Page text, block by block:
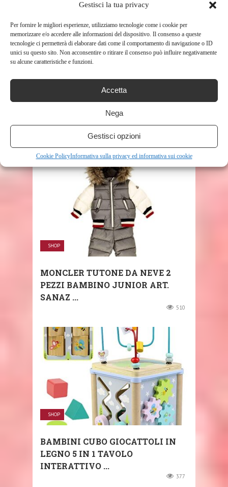
Gestisci la tua privacy
Per fornire le migliori esperienze, utilizziamo tecnologie come i cookie per
memorizzare e/o accedere alle informazioni del dispositivo. Il consenso a queste
tecnologie ci permetterà di elaborare dati come il comportamento di navigazione o ID
unici su questo sito. Non acconsentire o ritirare il consenso può influire negativamente
su alcune caratteristiche e funzioni.
Accetta
Nega
Gestisci opzioni
Cookie PolicyInformativa sulla privacy ed informativa sui cookie
LZQDM PRIMAVERA ED ESTATE
LENZING TENCEL COPRIPIUMINO
A QUATTRO PEZZI ...
SHOP
MONCLER TUTONE DA NEVE 2
PEZZI BAMBINO JUNIOR ART.
SANAZ ...
510
SHOP
BAMBINI CUBO GIOCATTOLI IN
LEGNO 5 IN 1 TAVOLO
INTERATTIVO ...
377